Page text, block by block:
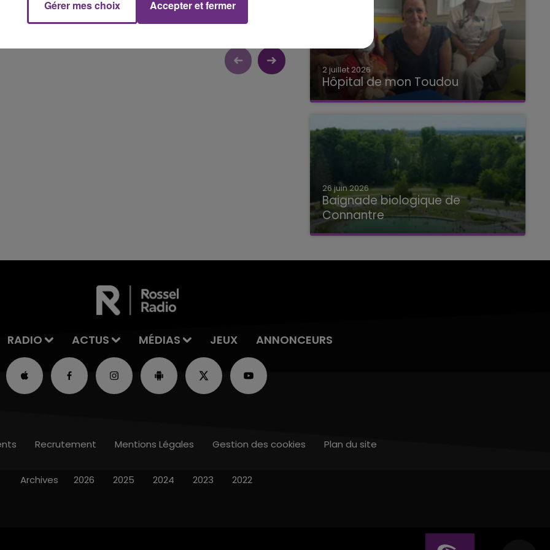
2 juillet 2026
Hôpital de mon Toudou
Hôpital de mon Toudou
26 juin 2026
Baignade biologique de
Connantre
Baignade biologique de Connantre
RADIO ACTUS MÉDIAS JEUX ANNONCEURS
Recrutement Mentions Légales Gestion des cookies Plan du site
Archives 2026 2025 2024 2023 2022
Gérer mes choix Accepter et fermer